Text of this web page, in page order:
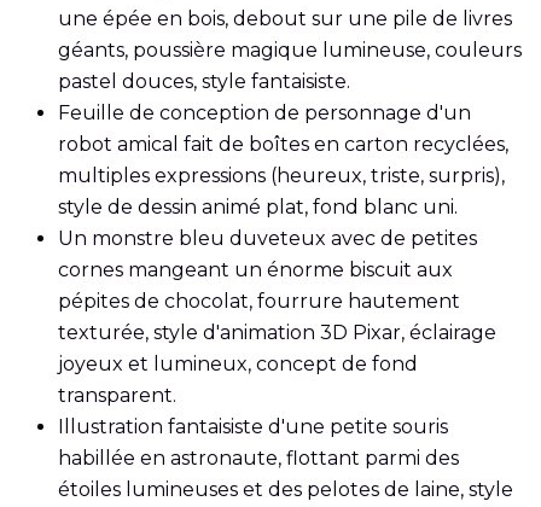
une épée en bois, debout sur une pile de livres
géants, poussière magique lumineuse, couleurs
pastel douces, style fantaisiste.
Feuille de conception de personnage d'un
robot amical fait de boîtes en carton recyclées,
multiples expressions (heureux, triste, surpris),
style de dessin animé plat, fond blanc uni.
Un monstre bleu duveteux avec de petites
cornes mangeant un énorme biscuit aux
pépites de chocolat, fourrure hautement
texturée, style d'animation 3D Pixar, éclairage
joyeux et lumineux, concept de fond
transparent.
Illustration fantaisiste d'une petite souris
habillée en astronaute, flottant parmi des
étoiles lumineuses et des pelotes de laine, style